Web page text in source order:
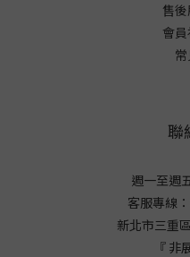
售
會
聯
週一至週
客服專線
新北市三重
『 非